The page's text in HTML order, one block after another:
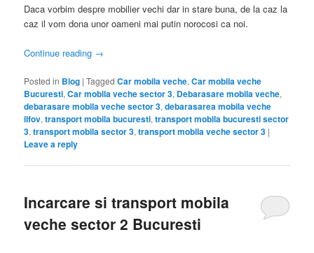
Daca vorbim despre mobilier vechi dar in stare buna, de la caz la
caz il vom dona unor oameni mai putin norocosi ca noi.
Continue reading →
Posted in Blog |Tagged Car mobila veche,Car mobila veche
Bucuresti,Car mobila veche sector 3, Debarasare mobila veche,
debarasare mobila veche sector 3,debarasarea mobila veche
ilfov,transport mobila bucuresti,transport mobila bucuresti sector
3,transport mobila sector 3,transport mobila veche sector 3 |
Leave a reply
Incarcare si transport mobila
veche sector 2 Bucuresti